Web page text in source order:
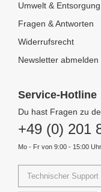
Umwelt & Entsorgung
Fragen & Antworten
Widerrufsrecht
Newsletter abmelden
Service-Hotline
Du hast Fragen zu
+49 (0) 201
Mo - Fr von 9:00 - 15:00 Uhr
Technischer Support